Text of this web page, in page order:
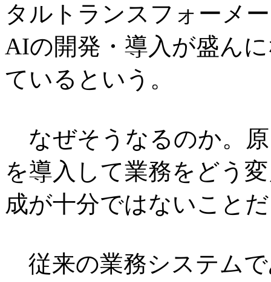
タルトランスフォーメ
AIの開発・導入が盛ん
ているという。
なぜそうなるのか。
を導入して業務をどう
成が十分ではないこと
従来の業務システム